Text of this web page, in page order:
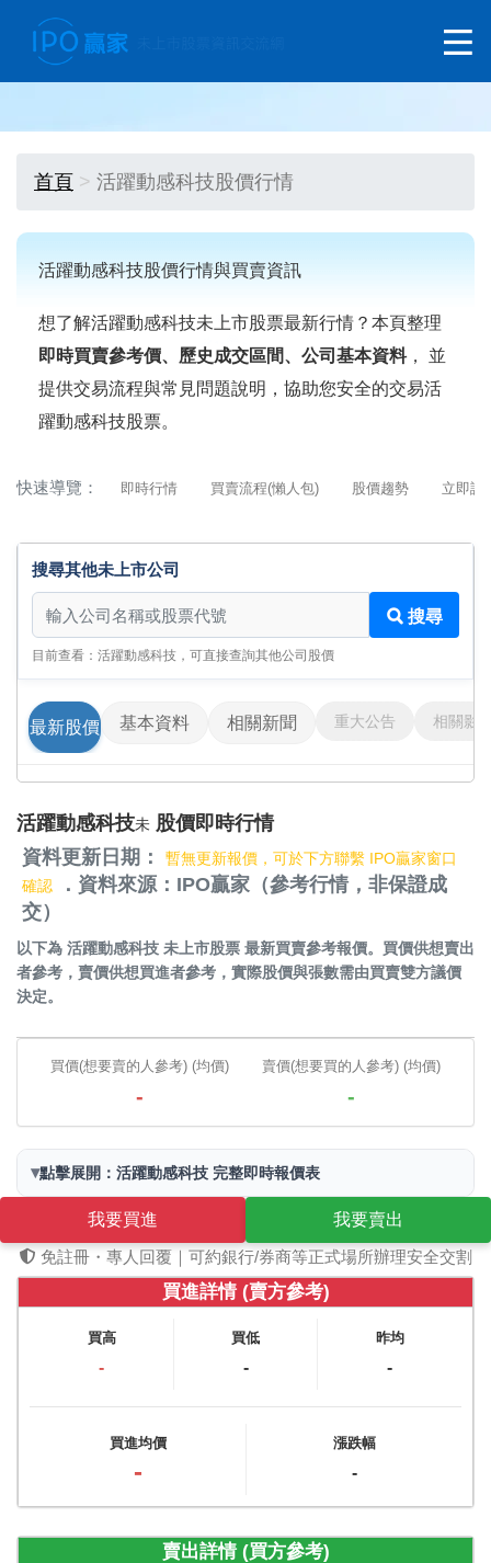
首頁 活躍動感科技股價行情
活躍動感科技股價行情與買賣資訊
想了解活躍動感科技未上市股票最新行情？本頁整理
即時買賣參考價、歷史成交區間、公司基本資料， 並
提供交易流程與常見問題說明，協助您安全的交易活
躍動感科技股票。
快速導覽： 即時行情 買賣流程(懶人包) 股價趨勢 立即詢
搜尋其他未上市公司
搜尋其他未上市公司
搜尋
目前查看：活躍動感科技，可直接查詢其他公司股價
最新股價 基本資料 相關新聞 重大公告 相關影
活躍動感科技未 股價即時行情
資料更新日期：
暫無更新報價，可於下方聯繫 IPO贏家窗口
確認
．資料來源：IPO贏家（參考行情，非保證成
交）
以下為 活躍動感科技 未上市股票 最新買賣參考報價。買價供想賣出
者參考，賣價供想買進者參考，實際股價與張數需由買賣雙方議價
決定。
買價(想要賣的人參考) (均價)
-
賣價(想要買的人參考) (均價)
-
▾點擊展開：活躍動感科技 完整即時報價表
我要買進
我要賣出
免註冊・專人回覆｜可約銀行/券商等正式場所辦理安全交割
買進詳情 (賣方參考)
買高
-
買低
-
昨均
-
買進均價
-
漲跌幅
-
賣出詳情 (買方參考)